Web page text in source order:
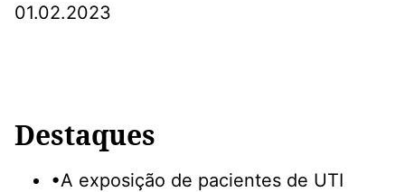
01.02.2023
Destaques
•A exposição de pacientes de UTI